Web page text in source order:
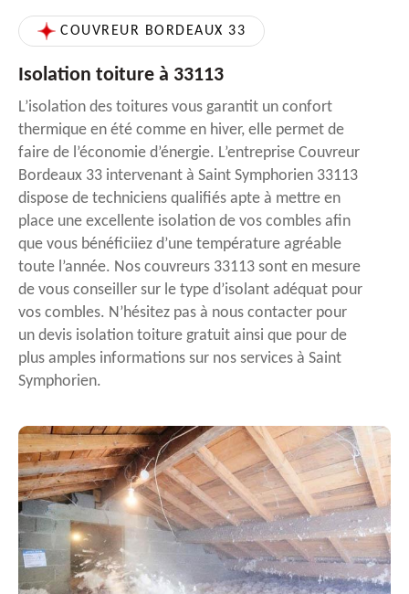
COUVREUR BORDEAUX 33
Isolation toiture à 33113
L’isolation des toitures vous garantit un confort
thermique en été comme en hiver, elle permet de
faire de l’économie d’énergie. L’entreprise Couvreur
Bordeaux 33 intervenant à Saint Symphorien 33113
dispose de techniciens qualifiés apte à mettre en
place une excellente isolation de vos combles afin
que vous bénéficiiez d’une température agréable
toute l’année. Nos couvreurs 33113 sont en mesure
de vous conseiller sur le type d’isolant adéquat pour
vos combles. N’hésitez pas à nous contacter pour
un devis isolation toiture gratuit ainsi que pour de
plus amples informations sur nos services à Saint
Symphorien.